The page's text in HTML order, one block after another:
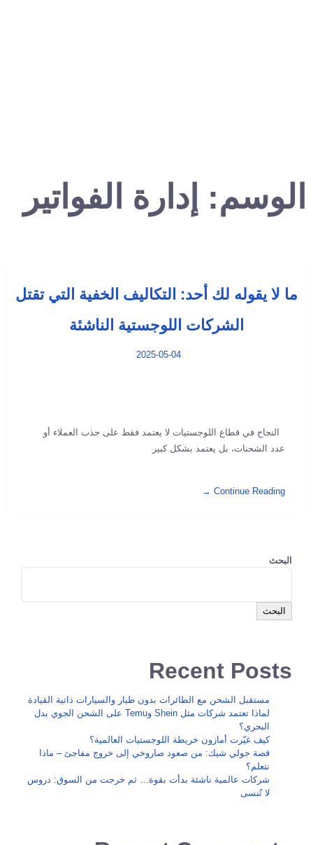
الوسم: إدارة الفواتير
ما لا يقوله لك أحد: التكاليف الخفية التي تقتل
الشركات اللوجستية الناشئة
2025-05-04
النجاح في قطاع اللوجستيات لا يعتمد فقط على جذب العملاء أو
عدد الشحنات، بل يعتمد بشكل كبير
Continue Reading →
البحث
البحث
Recent Posts
مستقبل الشحن مع الطائرات بدون طيار والسيارات ذاتية القيادة
لماذا تعتمد شركات مثل Shein وTemu على الشحن الجوي بدل
البحري؟
كيف غيّرت أمازون خريطة اللوجستيات العالمية؟
قصة جولي شيك: من صعود صاروخي إلى خروج مفاجئ – ماذا
نتعلم؟
شركات عالمية ناشئة بدأت بقوة… ثم خرجت من السوق: دروس
لا تُنسى